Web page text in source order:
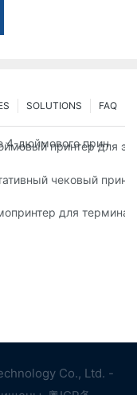
FAQ
SOLUTIONS
дюймового
принтер для
для печати в любое
чековый
создание
для
Co., Ltd. -